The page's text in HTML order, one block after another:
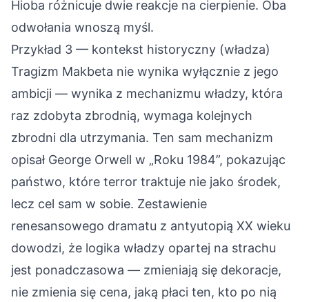
Hioba różnicuje dwie reakcje na cierpienie. Oba
odwołania wnoszą myśl.
Przykład 3 — kontekst historyczny (władza)
Tragizm Makbeta nie wynika wyłącznie z jego
ambicji — wynika z mechanizmu władzy, która
raz zdobyta zbrodnią, wymaga kolejnych
zbrodni dla utrzymania. Ten sam mechanizm
opisał George Orwell w „Roku 1984”, pokazując
państwo, które terror traktuje nie jako środek,
lecz cel sam w sobie. Zestawienie
renesansowego dramatu z antyutopią XX wieku
dowodzi, że logika władzy opartej na strachu
jest ponadczasowa — zmieniają się dekoracje,
nie zmienia się cena, jaką płaci ten, kto po nią